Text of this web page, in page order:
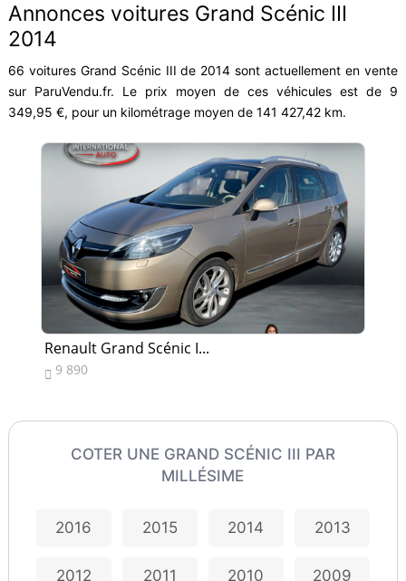
Annonces voitures Grand Scénic III
2014
66 voitures Grand Scénic III de 2014 sont actuellement en vente
sur ParuVendu.fr. Le prix moyen de ces véhicules est de 9
349,95 €, pour un kilométrage moyen de 141 427,42 km.
Renault Grand Scénic I...
 9 890
COTER UNE GRAND SCÉNIC III PAR
MILLÉSIME
2016 2015 2014 2013
2012 2011 2010 2009